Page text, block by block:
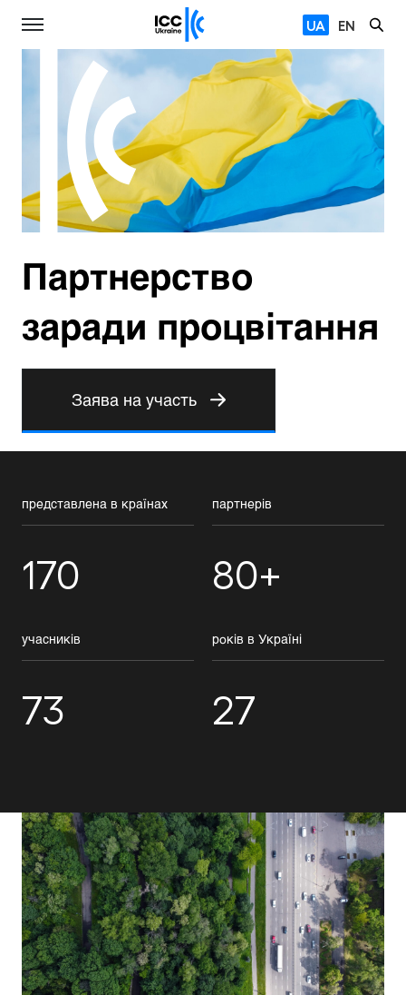
UA EN
Партнерство
заради процвітання
Заява на участь
представлена в країнах
170
партнерів
80+
учасників
73
років в Україні
27